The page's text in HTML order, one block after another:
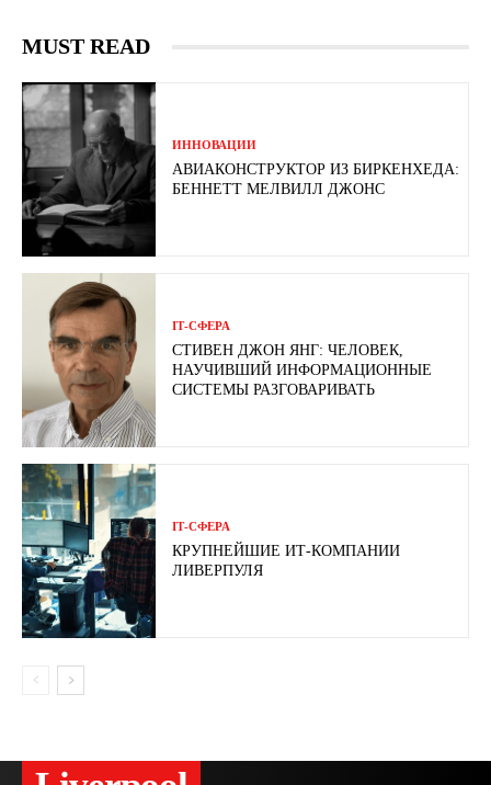
MUST READ
ИННОВАЦИИ
АВИАКОНСТРУКТОР ИЗ БИРКЕНХЕДА:
БЕННЕТТ МЕЛВИЛЛ ДЖОНС
ІТ-СФЕРА
СТИВЕН ДЖОН ЯНГ: ЧЕЛОВЕК,
НАУЧИВШИЙ ИНФОРМАЦИОННЫЕ
СИСТЕМЫ РАЗГОВАРИВАТЬ
ІТ-СФЕРА
КРУПНЕЙШИЕ ИТ-КОМПАНИИ
ЛИВЕРПУЛЯ